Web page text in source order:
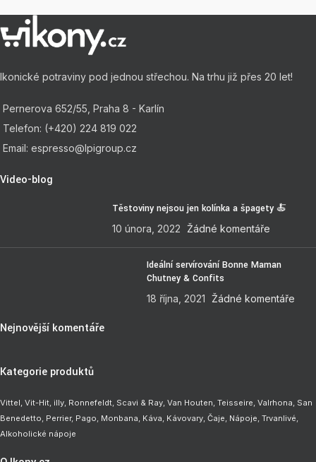
Ikonické potraviny pod jednou střechou. Na trhu již přes 20 let!
Pernerova 652/55, Praha 8 - Karlín
Telefon: (+420) 224 819 022
Email: espresso@lpigroup.cz
Video-blog
Těstoviny nejsou jen kolínka a špagety 🍝
10 února, 2022 Žádné komentáře
Ideální servírování Bonne Maman
Chutney & Confits
18 října, 2021 Žádné komentáře
Nejnovější komentáře
Kategorie produktů
Vittel, Vit-Hit, illy, Ronnefeldt, Scavi & Ray, Van Houten, Teisseire, Valrhona, San
Benedetto, Perrier, Pago, Monbana, Káva, Kávovary, Čaje, Nápoje, Trvanlivé,
Alkoholické nápoje